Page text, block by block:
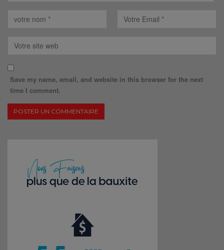
Save my name, email, and website in this browser for the next
time I comment.